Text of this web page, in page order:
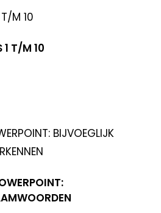
1 T/M 10